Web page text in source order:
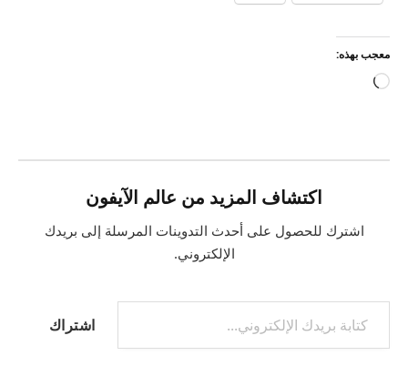
معجب بهذه:
جاري
اكتشاف المزيد من عالم الآيفون
اشترك للحصول على أحدث التدوينات المرسلة إلى بريدك
الإلكتروني.
كتابة بريدك الإلكتروني...
اشتراك